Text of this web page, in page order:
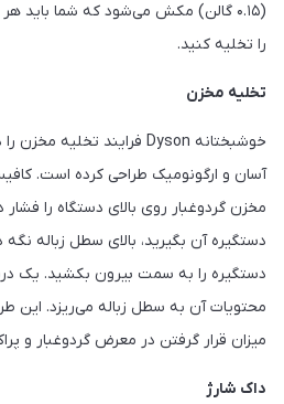
(۰.۱۵ گالن) مکش می‌شود که شما
را تخلیه کنید.
تخلیه مخزن
آسان و ارگونومیک طراحی کرده است.
مخزن گردوغبار روی بالای دستگاه را
دستگیره آن بگیرید، بالای سطل زباله
دستگیره را به سمت بیرون بکشید. یک
محتویات آن به سطل زباله می‌ریزد. این
میزان قرار گرفتن در معرض گردوغبار و
داک شارژ